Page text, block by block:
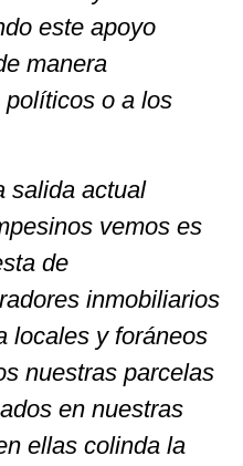
este apoyo
manera
o a los
salida actual
vemos es
de
inmobiliarios
locales y foráneos
nuestras parcelas
en nuestras
ellas colinda la